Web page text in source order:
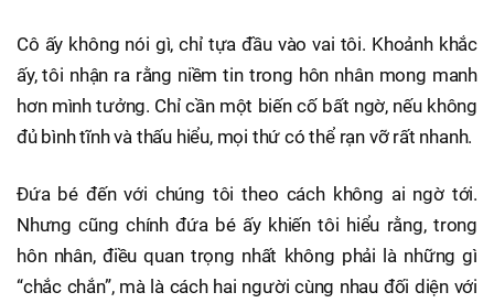
Cô ấy không nói gì, chỉ tựa đầu vào vai tôi. Khoảnh khắc
ấy, tôi nhận ra rằng niềm tin trong hôn nhân mong manh
hơn mình tưởng. Chỉ cần một biến cố bất ngờ, nếu không
đủ bình tĩnh và thấu hiểu, mọi thứ có thể rạn vỡ rất nhanh.
Đứa bé đến với chúng tôi theo cách không ai ngờ tới.
Nhưng cũng chính đứa bé ấy khiến tôi hiểu rằng, trong
hôn nhân, điều quan trọng nhất không phải là những gì
“chắc chắn”, mà là cách hai người cùng nhau đối diện với